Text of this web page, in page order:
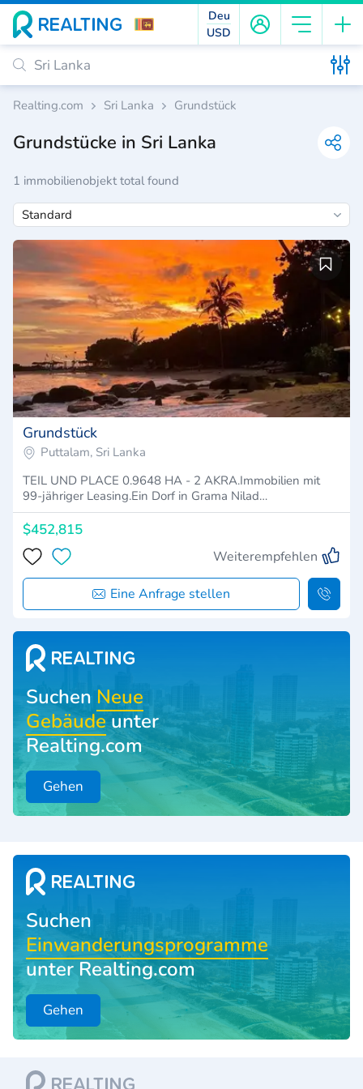
Deu
USD
Realting.com Sri Lanka Grundstück
Grundstücke in Sri Lanka
1 immobilienobjekt total found
Grundstück
Puttalam, Sri Lanka
TEIL UND PLACE 0.9648 HA - 2 AKRA.Immobilien mit
99-jähriger Leasing.Ein Dorf in Grama Nilad…
$452,815
Weiterempfehlen
Eine Anfrage stellen
Suchen Neue
Gebäudeunter
Realting.com
Gehen
Suchen
Einwanderungsprogramme
unter Realting.com
Gehen